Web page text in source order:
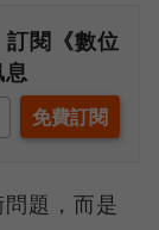
閱《數位
題，而是